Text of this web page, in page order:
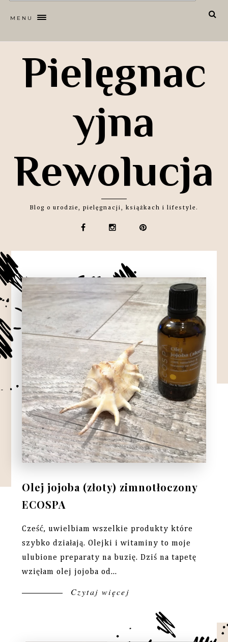
MENU
Pielęgnac
yjna
Rewolucja
Blog o urodzie, pielęgnacji, książkach i lifestyle.
Olej jojoba (złoty) zimnotłoczony
ECOSPA
Cześć, uwielbiam wszelkie produkty które
szybko działają. Olejki i witaminy to moje
ulubione preparaty na buzię. Dziś na tapetę
wzięłam olej jojoba od...
Czytaj więcej